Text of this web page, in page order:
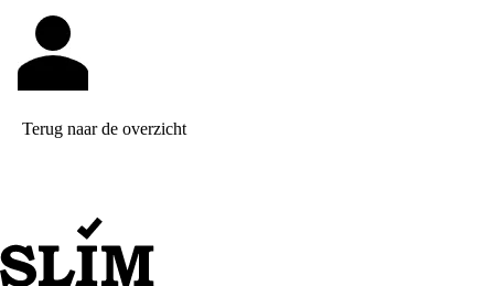
Terug naar de overzicht